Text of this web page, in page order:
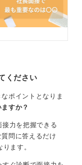
しているケース
を大切にしたい
とがあります。
を確認したりす
化に合う人とは
との相性を見極
ください
ポイントとなりま
すか？
接力を把握できる
問に答えるだけ
ます。